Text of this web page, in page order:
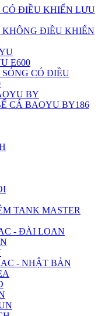
ĐIỀU KHIỂN LƯU
ĐIỀU KHIỂN
E600
CÓ ĐIỀU
BY
CÁ BAOYU BY186
TANK MASTER
- ĐÀI LOAN
- NHẬT BẢN